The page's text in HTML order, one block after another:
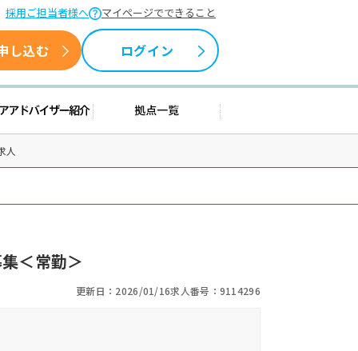
採用ご担当者様へ マイページでできること
し込む ログイン
報 キャリアアドバイザー紹介 拠点一覧
人
＜常勤＞
更新日：2026/01/16求人番号：9114296